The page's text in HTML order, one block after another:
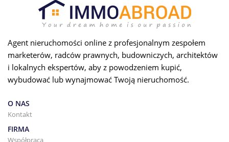
Agent nieruchomości online z profesjonalnym zespołem
marketerów, radców prawnych, budowniczych, architektów
i lokalnych ekspertów, aby z powodzeniem kupić,
wybudować lub wynajmować Twoją nieruchomość.
O NAS
Kontakt
FIRMA
Współpraca